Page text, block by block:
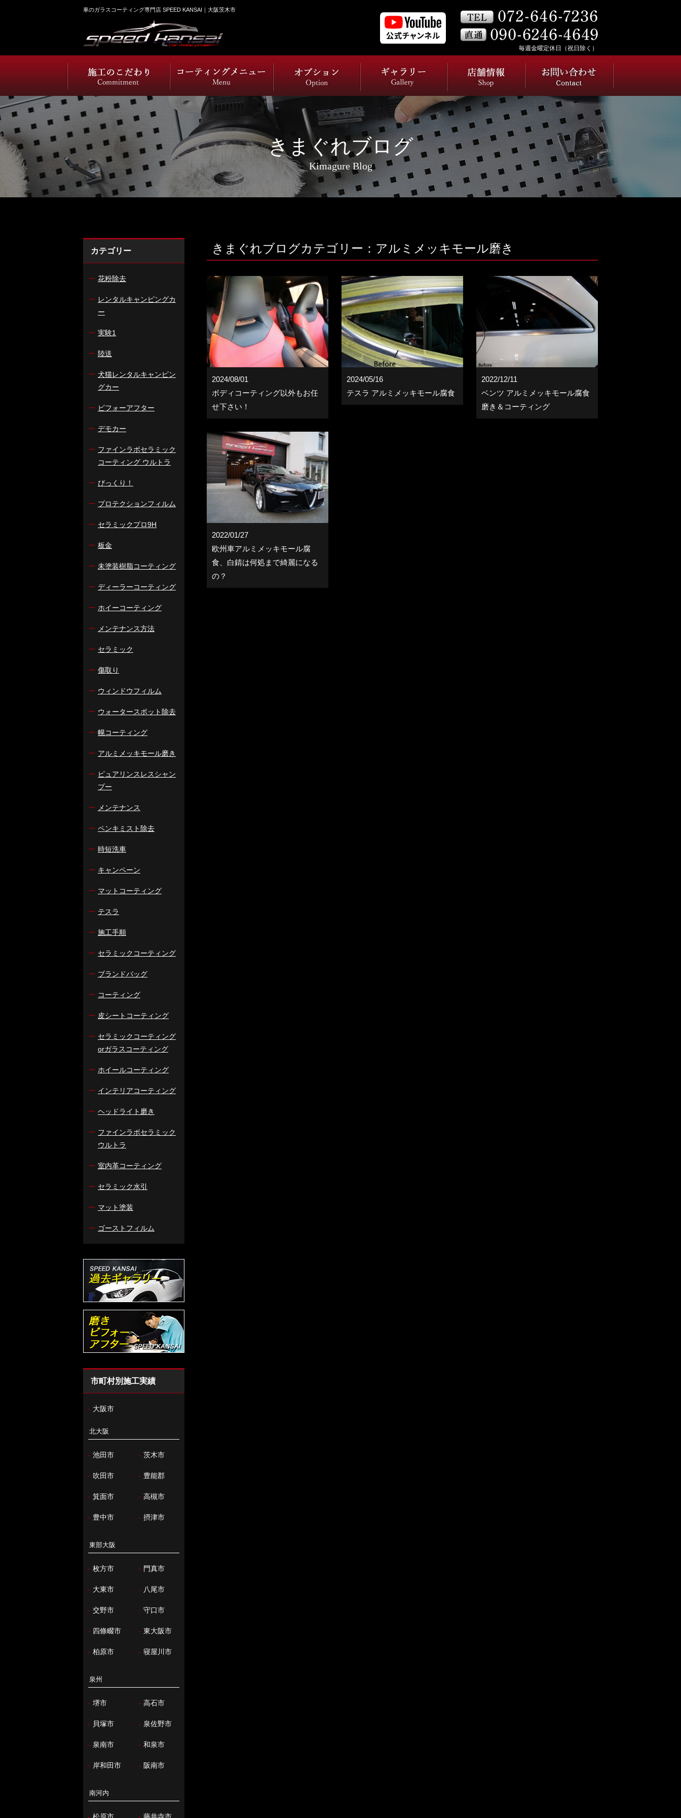
車のガラスコーティング専門店 SPEED KANSAI｜大阪茨木市
毎週金曜定休日（祝日除く）
きまぐれブログ
Kimagure Blog
きまぐれブログカテゴリー：アルミメッキモール磨き
2024/08/01
ボディコーティング以外もお任
せ下さい！
2024/05/16
テスラ アルミメッキモール腐食
2022/12/11
ベンツ アルミメッキモール腐食
磨き＆コーティング
2022/01/27
欧州車アルミメッキモール腐
食、白錆は何処まで綺麗になる
の？
カテゴリー
ー 花粉除去
ー レンタルキャンピングカ
ー
ー 実験1
ー 陸送
ー 犬猫レンタルキャンピン
グカー
ー ビフォーアフター
ー デモカー
ー ファインラボセラミック
コーティング ウルトラ
ー びっくり！
ー プロテクションフィルム
ー セラミックプロ9H
ー 板金
ー 未塗装樹脂コーティング
ー ディーラーコーティング
ー ホイーコーティング
ー メンテナンス方法
ー セラミック
ー 傷取り
ー ウィンドウフィルム
ー ウォータースポット除去
ー 幌コーティング
ー アルミメッキモール磨き
ー ピュアリンスレスシャン
プー
ー メンテナンス
ー ペンキミスト除去
ー 時短洗車
ー キャンペーン
ー マットコーティング
ー テスラ
ー 施工手順
ー セラミックコーティング
ー ブランドバッグ
ー コーティング
ー 皮シートコーティング
ー セラミックコーティング
orガラスコーティング
ー ホイールコーティング
ー インテリアコーティング
ー ヘッドライト磨き
ー ファインラボセラミック
ウルトラ
ー 室内革コーティング
ー セラミック水引
ー マット塗装
ー ゴーストフィルム
市町村別施工実績
- 大阪市
北大阪
- 池田市 - 茨木市
- 吹田市 - 豊能郡
- 箕面市 - 高槻市
- 豊中市 - 摂津市
東部大阪
- 枚方市 - 門真市
- 大東市 - 八尾市
- 交野市 - 守口市
- 四條畷市 - 東大阪市
- 柏原市 - 寝屋川市
泉州
- 堺市 - 高石市
- 貝塚市 - 泉佐野市
- 泉南市 - 和泉市
- 岸和田市 - 阪南市
南河内